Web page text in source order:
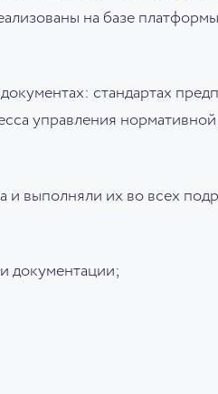
на базе
стандартах
управления
и выполняли их во всех
документации;